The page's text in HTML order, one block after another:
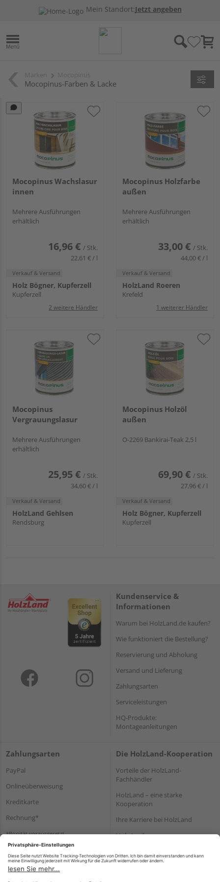
Mein Standort:Jetzt angeben
Mocopinus-Farben & Lacke
Mocopinus Wachslasur
innen
Mehrere Ausführungen
erhältlich
16,96 € / Stk.
22,61 € / l
Verkauf & Versand
Holz Bögner, Kupferzell
Kupferzell
2 weitere Händler
Mocopinus Holzfarbe
außen
Mehrere Ausführungen
erhältlich
33,00 € / Stk.
44,00 € / l
Verkauf & Versand
HolzLand Roeren
Krefeld
1 weiterer Händler
Mocopinus
Vergrauungslasur
Mehrere Ausführungen
erhältlich
25,95 € / Stk.
34,60 € / l
Verkauf & Versand
HolzLand Gehlsen
Rendsburg
Mocopinus Holzöl
außen
O-2269 Bankirai-Teak 2,5 l
69,90 € / Stk.
27,96 € / l
Verkauf & Versand
Holz Bögner, Kupferzell
Kupferzell
Kundenservice &
Informationen
Warum bei HolzLand.de kaufen?
Wie funktioniert die Bestellung?
Reservierung und Abholung
Versand und Lieferung
Zahlungsarten
Serviceleistungen
HQ-Produkte:
Montageanleitungen
Zahlungsarten
PayPal
Onlineüberweisung
Kreditkarte
Rechnung*
*Bonität vorausgesetzt
Die HolzLand-Kooperation
Vorteile der HolzLand-
Fachhändler
HolzLand – eine starke
Kooperation
Ihre Karriere bei HolzLand
Holz-Lexikon